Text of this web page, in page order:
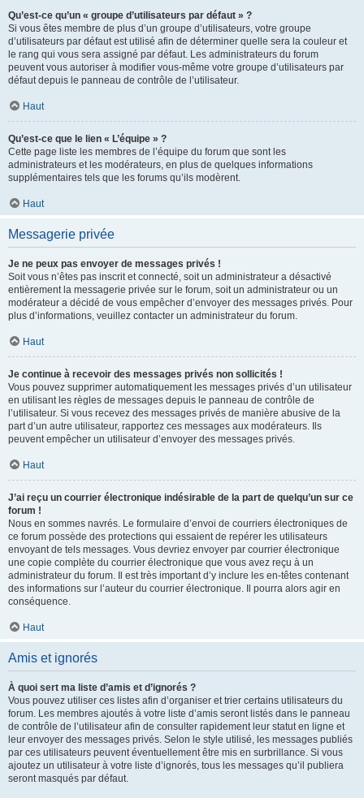
Qu’est-ce qu’un « groupe d’utilisateurs par défaut » ?
Si vous êtes membre de plus d’un groupe d’utilisateurs, votre groupe
d’utilisateurs par défaut est utilisé afin de déterminer quelle sera la couleur et
le rang qui vous sera assigné par défaut. Les administrateurs du forum
peuvent vous autoriser à modifier vous-même votre groupe d’utilisateurs par
défaut depuis le panneau de contrôle de l’utilisateur.
Haut
Qu’est-ce que le lien « L’équipe » ?
Cette page liste les membres de l’équipe du forum que sont les
administrateurs et les modérateurs, en plus de quelques informations
supplémentaires tels que les forums qu’ils modèrent.
Haut
Messagerie privée
Je ne peux pas envoyer de messages privés !
Soit vous n’êtes pas inscrit et connecté, soit un administrateur a désactivé
entièrement la messagerie privée sur le forum, soit un administrateur ou un
modérateur a décidé de vous empêcher d’envoyer des messages privés. Pour
plus d’informations, veuillez contacter un administrateur du forum.
Haut
Je continue à recevoir des messages privés non sollicités !
Vous pouvez supprimer automatiquement les messages privés d’un utilisateur
en utilisant les règles de messages depuis le panneau de contrôle de
l’utilisateur. Si vous recevez des messages privés de manière abusive de la
part d’un autre utilisateur, rapportez ces messages aux modérateurs. Ils
peuvent empêcher un utilisateur d’envoyer des messages privés.
Haut
J’ai reçu un courrier électronique indésirable de la part de quelqu’un sur ce
forum !
Nous en sommes navrés. Le formulaire d’envoi de courriers électroniques de
ce forum possède des protections qui essaient de repérer les utilisateurs
envoyant de tels messages. Vous devriez envoyer par courrier électronique
une copie complète du courrier électronique que vous avez reçu à un
administrateur du forum. Il est très important d’y inclure les en-têtes contenant
des informations sur l’auteur du courrier électronique. Il pourra alors agir en
conséquence.
Haut
Amis et ignorés
À quoi sert ma liste d’amis et d’ignorés ?
Vous pouvez utiliser ces listes afin d’organiser et trier certains utilisateurs du
forum. Les membres ajoutés à votre liste d’amis seront listés dans le panneau
de contrôle de l’utilisateur afin de consulter rapidement leur statut en ligne et
leur envoyer des messages privés. Selon le style utilisé, les messages publiés
par ces utilisateurs peuvent éventuellement être mis en surbrillance. Si vous
ajoutez un utilisateur à votre liste d’ignorés, tous les messages qu’il publiera
seront masqués par défaut.